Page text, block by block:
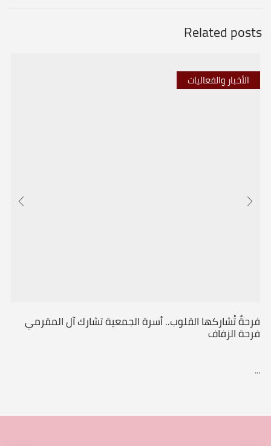
Related posts
الأخبار والفعاليات
فرحةٌ تُشاركها القلوب.. أسرة الجمعية تشارك آل المقرمي
فرحة الزفاف
...